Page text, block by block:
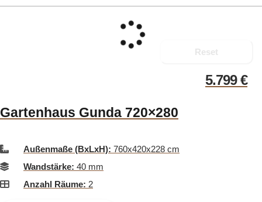
Reset
5.799€
Gartenhaus Gunda 720×280
Außenmaße (BxLxH): 760x420x228 cm
Wandstärke: 40 mm
Anzahl Räume: 2